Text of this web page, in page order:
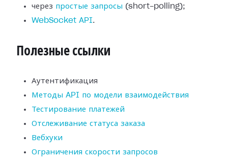
через простые запросы (short-polling);
WebSocket API.
Полезные ссылки
Аутентификация
Методы API по модели взаимодействия
Тестирование платежей
Отслеживание статуса заказа
Вебхуки
Ограничения скорости запросов